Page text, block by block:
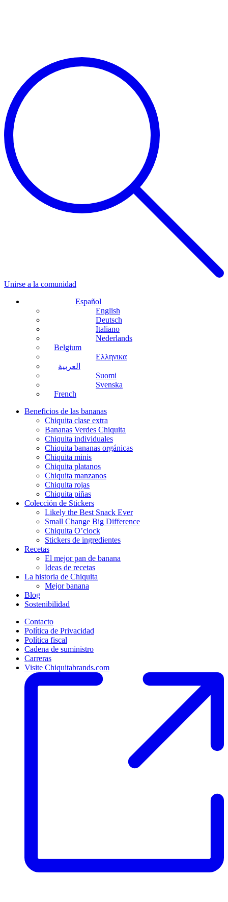
Unirse a la comunidad
Español
English
Deutsch
Italiano
Nederlands
Belgium
Ελληνικα
العربية
Suomi
Svenska
French
Beneficios de las bananas
Chiquita clase extra
Bananas Verdes Chiquita
Chiquita individuales
Chiquita bananas orgánicas
Chiquita minis
Chiquita platanos
Chiquita manzanos
Chiquita rojas
Chiquita piñas
Colección de Stickers
Likely the Best Snack Ever
Small Change Big Difference
Chiquita O’clock
Stickers de ingredientes
Recetas
El mejor pan de banana
Ideas de recetas
La historia de Chiquita
Mejor banana
Blog
Sostenibilidad
Contacto
Política de Privacidad
Política fiscal
Cadena de suministro
Carreras
Visite Chiquitabrands.com